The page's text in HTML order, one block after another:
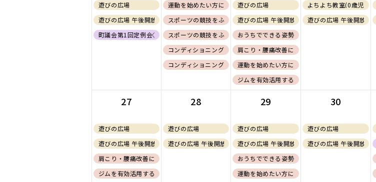
遊びの広場
遊びの広場 午後開放(０歳児)
町議会第1回定例会③
運動を始めたい方に向けたコンディショニング
スポーツの競技をふまえたコンディショニング 基礎編
スポーツの競技をふまえたコンディショニング 応用編
コンディショニング教室〜可動域向上編〜
コンディショニング教室〜体幹/バランス能力向上編〜
遊びの広場
遊びの広場 午後開放(フリー)
おうちでできる姿勢改善に向けたコンディショニ
肩こり・腰痛改善に向けたコンディショニング
運動を始めたい方に向けたコンディショニング
ジムを有効活用するためのエクササイズ紹介〜応
よちよち教室(0歳児)
遊びの広場 午後開放(
27
遊びの広場
遊びの広場 午後開放(0歳児)
肩こり・腰痛改善に向けたコンディショニング
ジムを有効活用するためのエクササイズ紹介〜基礎編〜【会員証必須】
28
遊びの広場
遊びの広場 午後開放(１～２歳児)
29
遊びの広場
遊びの広場 午後開放(フリー)
おうちでできる姿勢改善に向けたコンディショ
運動を始めたい方に向けたコンディショニング
30
遊びの広場
遊びの広場 午後開放(